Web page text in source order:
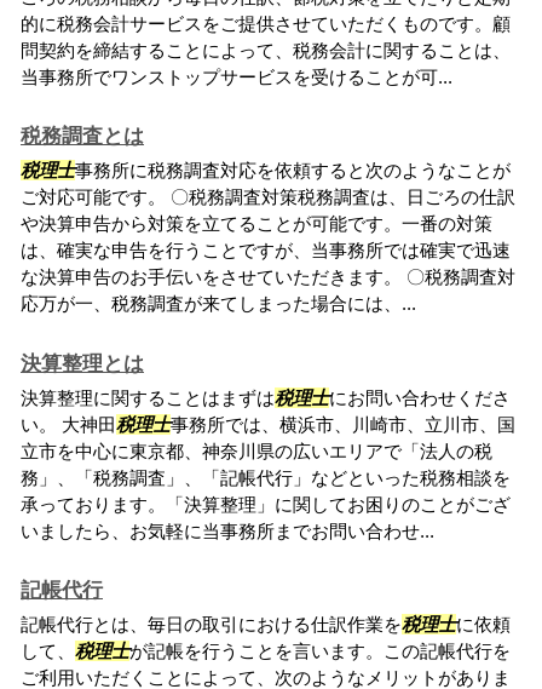
的に税務会計サービスをご提供させていただくものです。顧
問契約を締結することによって、税務会計に関することは、
当事務所でワンストップサービスを受けることが可...
税務調査とは
税理士事務所に税務調査対応を依頼すると次のようなことが
ご対応可能です。 〇税務調査対策税務調査は、日ごろの仕訳
や決算申告から対策を立てることが可能です。一番の対策
は、確実な申告を行うことですが、当事務所では確実で迅速
な決算申告のお手伝いをさせていただきます。 〇税務調査対
応万が一、税務調査が来てしまった場合には、...
決算整理とは
決算整理に関することはまずは税理士にお問い合わせくださ
い。 大神田税理士事務所では、横浜市、川崎市、立川市、国
立市を中心に東京都、神奈川県の広いエリアで「法人の税
務」、「税務調査」、「記帳代行」などといった税務相談を
承っております。「決算整理」に関してお困りのことがござ
いましたら、お気軽に当事務所までお問い合わせ...
記帳代行
記帳代行とは、毎日の取引における仕訳作業を税理士に依頼
して、 税理士が記帳を行うことを言います。この記帳代行を
ご利用いただくことによって、次のようなメリットがありま